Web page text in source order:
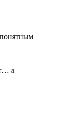
а